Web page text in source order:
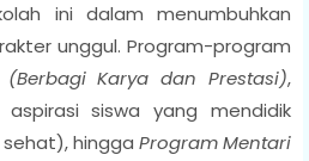
ini dalam menumbuhkan
unggul. Program-program
(Berbagi Karya dan Prestasi),
siswa yang mendidik
hingga Program Mentari